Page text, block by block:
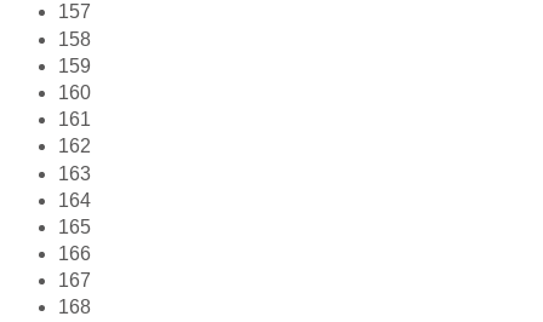
157
158
159
160
161
162
163
164
165
166
167
168